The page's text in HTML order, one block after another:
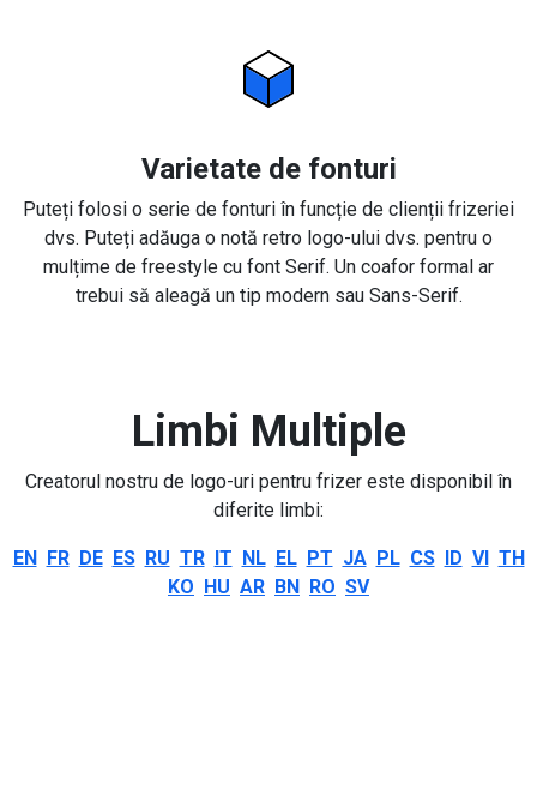
Varietate de fonturi
Puteți folosi o serie de fonturi în funcție de clienții frizeriei
dvs. Puteți adăuga o notă retro logo-ului dvs. pentru o
mulțime de freestyle cu font Serif. Un coafor formal ar
trebui să aleagă un tip modern sau Sans-Serif.
Limbi Multiple
Creatorul nostru de logo-uri pentru frizer este disponibil în
diferite limbi:
EN FR DE ES RU TR IT NL EL PT JA PL CS ID VI TH
KO HU AR BN RO SV